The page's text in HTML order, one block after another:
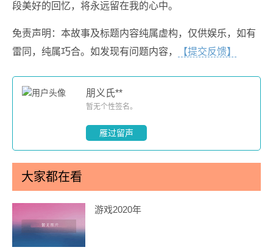
段美好的回忆，将永远留在我的心中。
免责声明：本故事及标题内容纯属虚构，仅供娱乐，如有
雷同，纯属巧合。如发现有问题内容，
【提交反馈】
朋义氏**
暂无个性签名。
雁过留声
大家都在看
游戏2020年